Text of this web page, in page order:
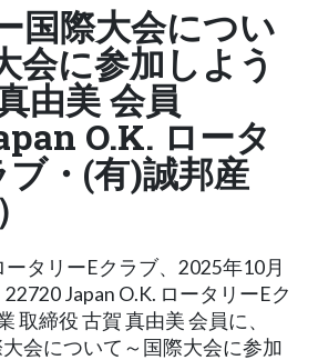
国際大会につい
会に参加しよう
由美 会員
O.K. ロータ
ブ・(有)誠邦産
ータリーEクラブ、2025年10月
Japan O.K. ロータリーEク
取締役 古賀 真由美 会員に、
大会について～国際大会に参加